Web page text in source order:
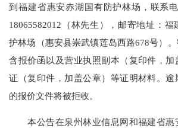
到福建省惠安赤湖国有防护林场，联系电
18065582012（林先生），邮寄地址：
护林场（惠安县崇武镇莲岛西路678号）
含报价函以及营业执照副本（复印件，
证（复印件，加盖公章）等证明材料。逾
的报价文件将被拒收。
本公告在泉州林业信息网和福建省惠